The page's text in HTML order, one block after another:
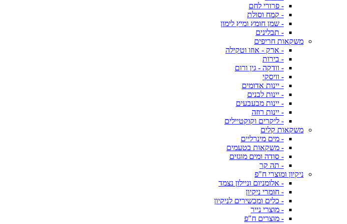
- פרורי לחם
- קמח וסולת
- שמן חומץ ומיץ לימון
- תבלינים
משקאות חריפים
- ארק - אוזו וטקילה
- בירות
- וודקה - גין ורום
- וויסקי
- יינות אדומים
- יינות לבנים
- יינות מבעבעים
- יינות רוזה
- ליקרים וקוקטיילים
משקאות קלים
- מים מינרליים
- משקאות בטעמים
- סודה ומים מוגזים
- תה קר
ניקיון ומוצרי ח"פ
- אלומניום וניילון נצמד
- חומרי ניקיון
- כלים ומכשירים לניקיון
- מוצרי נייר
- מוצרים ח"פ